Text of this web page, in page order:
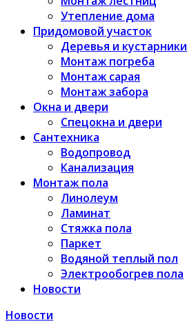
Утепление дома
Придомовой участок
Деревья и кустарники
Монтаж погреба
Монтаж сарая
Монтаж забора
Окна и двери
Спецокна и двери
Сантехника
Водопровод
Канализация
Монтаж пола
Линолеум
Ламинат
Стяжка пола
Паркет
Водяной теплый пол
Электрообогрев пола
Новости
Новости